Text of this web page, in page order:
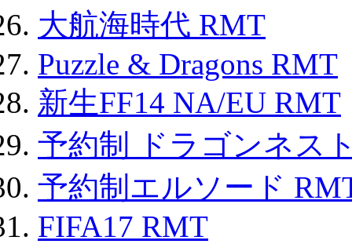
大航海時代 RMT
Puzzle & Dragons RMT
新生FF14 NA/EU RMT
予約制 ドラゴンネス
予約制エルソード
FIFA17 RMT